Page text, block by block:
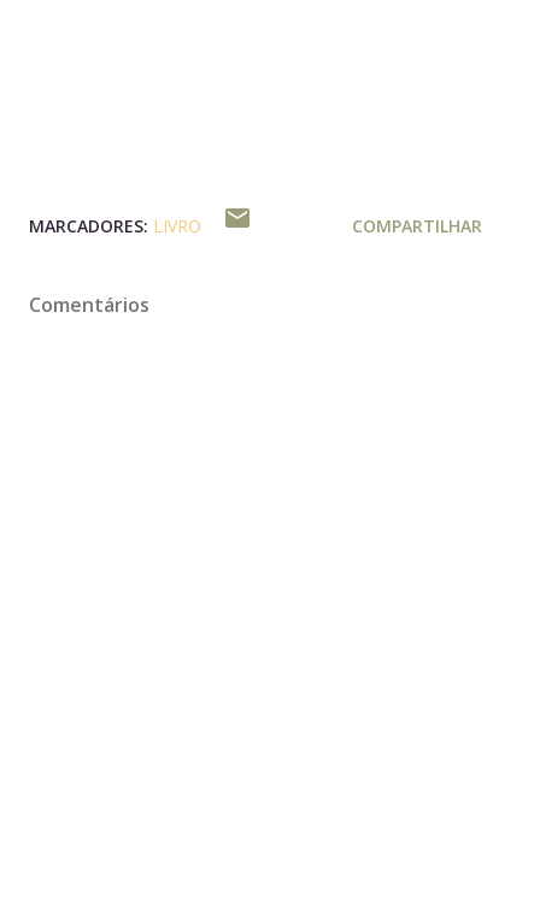
MARCADORES: LIVRO COMPARTILHAR
Comentários